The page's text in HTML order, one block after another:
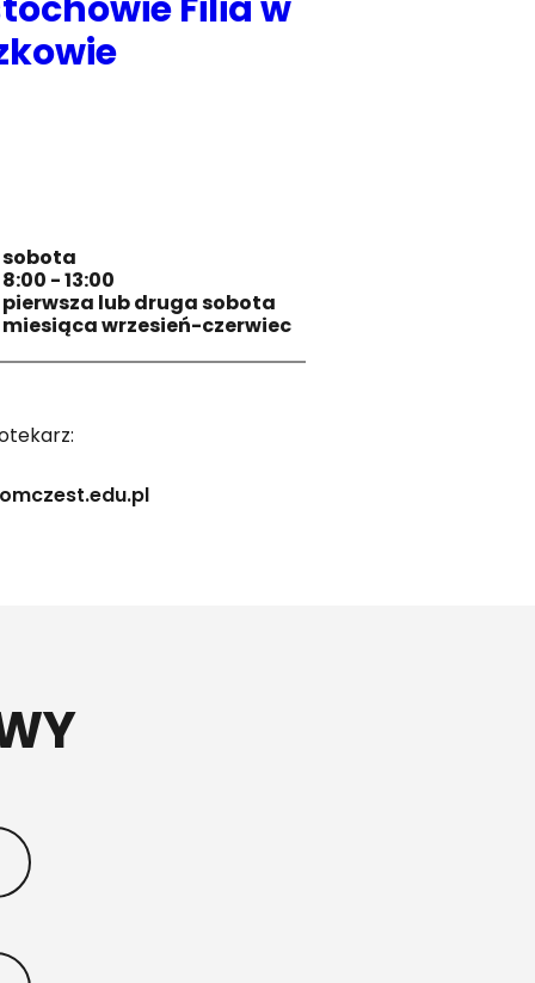
sobota
8:00 - 13:00
pierwsza lub druga sobota
miesiąca wrzesień-czerwiec